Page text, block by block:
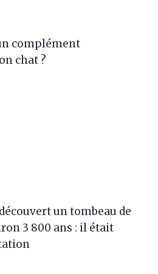
complément
chat ?
un tombeau de
3 800 ans : il était